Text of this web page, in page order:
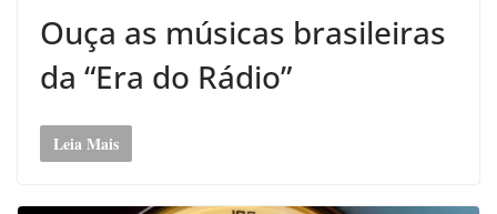
Ouça as músicas brasileiras
da “Era do Rádio”
Leia Mais